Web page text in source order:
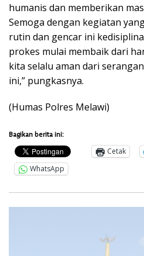
humanis dan memberikan
Semoga dengan kegiatan
rutin dan gencar ini
prokes mulai membaik dari
kita selalu aman dari
ini,” pungkasnya.
(Humas Polres Melawi)
Bagikan berita ini:
Cetak
WhatsApp